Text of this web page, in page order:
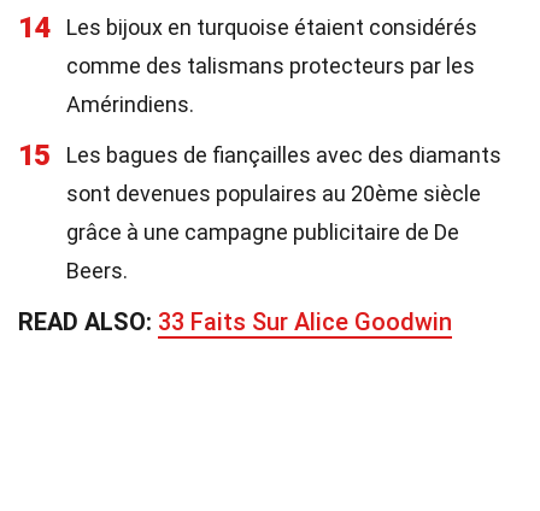
14
Les bijoux en turquoise étaient considérés
comme des talismans protecteurs par les
Amérindiens.
15
Les bagues de fiançailles avec des diamants
sont devenues populaires au 20ème siècle
grâce à une campagne publicitaire de De
Beers.
READ ALSO: 33 Faits Sur Alice Goodwin